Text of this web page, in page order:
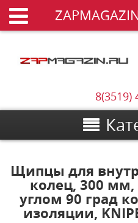
8(3519)
Щипцы для
колец, 300
углом 90 град
изоляции,